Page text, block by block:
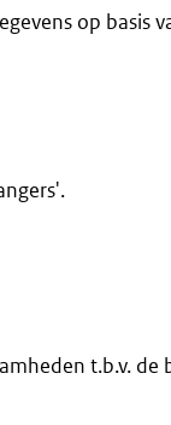
op basis
t.b.v. de